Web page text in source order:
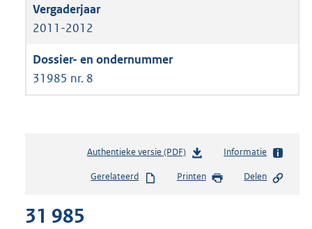
2011-2012
31985 nr. 8
Authentieke versie (PDF)b
s
Informatie
Gerelateerd Printen Delen
31 985